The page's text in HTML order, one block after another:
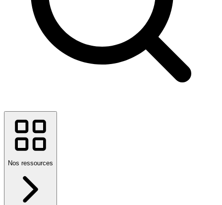
Nos ressources